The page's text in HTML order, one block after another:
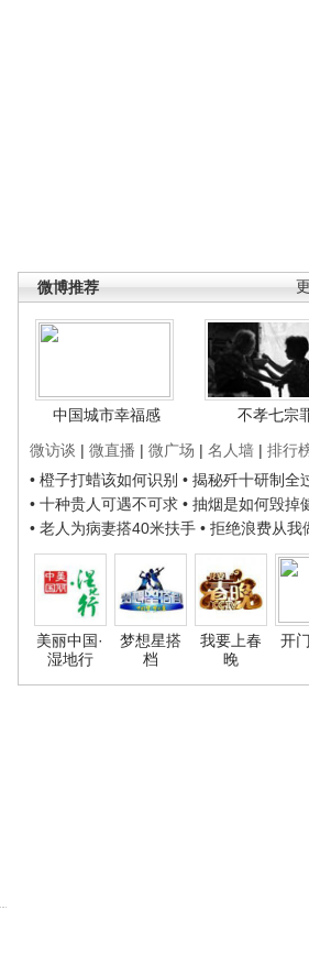
微博推荐
中国城市幸福感
不孝七宗
微访谈 | 微直播 | 微广场 | 名人墙 | 排行
• 橙子打蜡该如何识别 • 揭秘歼十研制全
• 十种贵人可遇不可求 • 抽烟是如何毁掉
• 老人为病妻搭40米扶手 • 拒绝浪费从我
美丽中国·
湿地行
梦想星搭
档
我要上春
晚
开